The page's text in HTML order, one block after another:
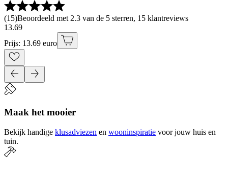
(15)Beoordeeld met 2.3 van de 5 sterren, 15 klantreviews
13.69
Prijs: 13.69 euro
Maak het mooier
Bekijk handige klusadviezen en wooninspiratie voor jouw huis en
tuin.